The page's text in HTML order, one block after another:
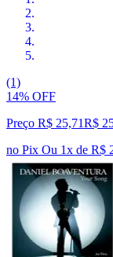
(1)
14% OFF
Preço R$ 25,71R$
no Pix Ou 1x de R$